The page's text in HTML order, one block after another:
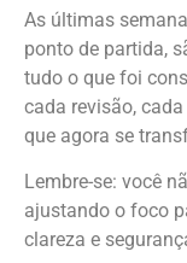
As últimas
ponto de partida,
tudo o que foi
cada revisão,
que agora se
Lembre-se: você
ajustando o foco
clareza e